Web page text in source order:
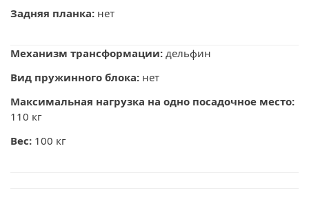
Задняя планка: нет
Механизм трансформации: дельфин
Вид пружинного блока: нет
Максимальная нагрузка на одно посадочное место:
110 кг
Вес: 100 кг